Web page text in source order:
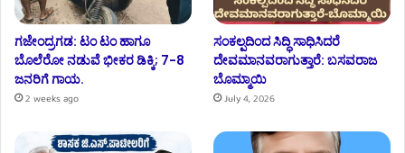
ಗಜೇಂದ್ರಗಡ: ಟಂ ಟಂ ಹಾಗೂ
ಬೊಲೆರೋ ನಡುವೆ ಭೀಕರ ಡಿಕ್ಕಿ; 7-8
ಜನರಿಗೆ ಗಾಯ.
2 weeks ago
ಸಂಕಲ್ಪದಿಂದ ಸಿದ್ಧಿ ಸಾಧಿಸಿದರೆ
ದೇವಮಾನವರಾಗುತ್ತಾರೆ: ಬಸವರಾಜ
ಬೊಮ್ಮಾಯಿ
July 4, 2026